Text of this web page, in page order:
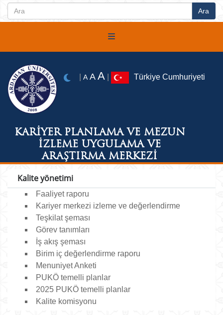
KARİYER PLANLAMA VE MEZUN
İZLEME UYGULAMA VE
ARAŞTIRMA MERKEZİ
A A A Türkiye Cumhuriyeti
Kalite yönetimi
Faaliyet raporu
Kariyer merkezi izleme ve değerlendirme
Teşkilat şeması
Görev tanımları
İş akış şeması
Birim iç değerlendirme raporu
Menuniyet Anketi
PUKÖ temelli planlar
2025 PUKÖ temelli planlar
Kalite komisyonu